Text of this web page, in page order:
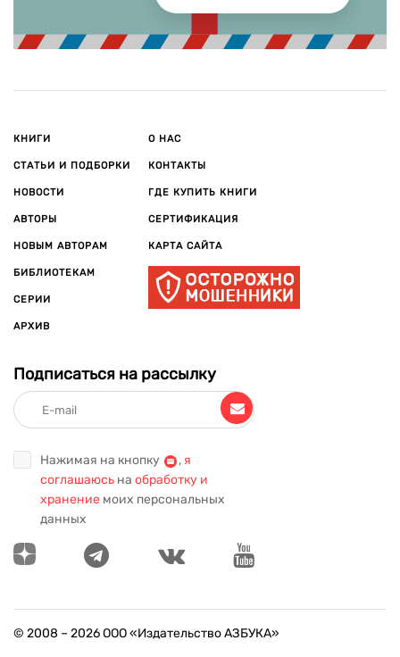
КНИГИ
СТАТЬИ И ПОДБОРКИ
НОВОСТИ
АВТОРЫ
НОВЫМ АВТОРАМ
БИБЛИОТЕКАМ
СЕРИИ
АРХИВ
О НАС
КОНТАКТЫ
ГДЕ КУПИТЬ КНИГИ
СЕРТИФИКАЦИЯ
КАРТА САЙТА
Подписаться на рассылку
Нажимая на кнопку , я
соглашаюсь на обработку и
хранение моих персональных
данных
© 2008 – 2026ООО «Издательство АЗБУКА»